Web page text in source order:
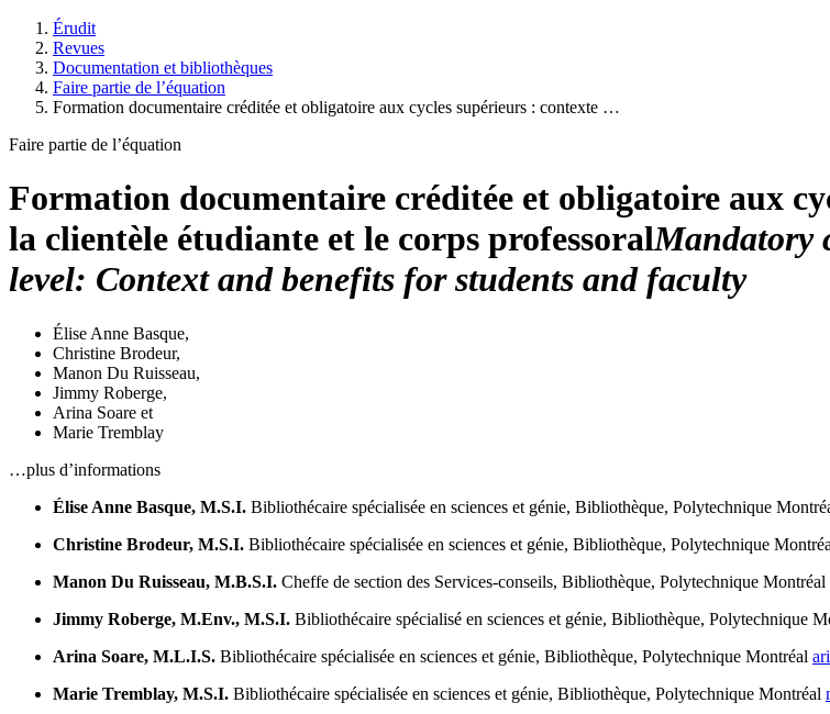
Érudit
Revues
Documentation et bibliothèques
Faire partie de l’équation
Formation documentaire créditée et obligatoire aux cycles supérieurs : contexte …
Faire partie de l’équation
Formation documentaire créditée et obligatoire aux
la clientèle étudiante et le corps professoralMandatory
level: Context and benefits for students and faculty
Élise Anne Basque,
Christine Brodeur,
Manon Du Ruisseau,
Jimmy Roberge,
Arina Soare et
Marie Tremblay
…plus d’informations
Élise Anne Basque, M.S.I. Bibliothécaire spécialisée en sciences et génie, Bibliothèque, Polytechnique
Christine Brodeur, M.S.I. Bibliothécaire spécialisée en sciences et génie, Bibliothèque, Polytechnique
Manon Du Ruisseau, M.B.S.I. Cheffe de section des Services-conseils, Bibliothèque, Polytechnique Montréal
Jimmy Roberge, M.Env., M.S.I. Bibliothécaire spécialisé en sciences et génie, Bibliothèque, Polytechnique
Arina Soare, M.L.I.S. Bibliothécaire spécialisée en sciences et génie, Bibliothèque, Polytechnique Montréal
Marie Tremblay, M.S.I. Bibliothécaire spécialisée en sciences et génie, Bibliothèque, Polytechnique Montréal